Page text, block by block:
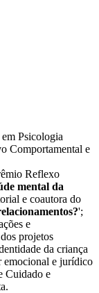
Psicologia
Comportamental e
Reflexo
mental da
e coautora do
';
e
projetos
da criança
emocional e jurídico
Cuidado e